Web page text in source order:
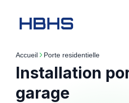
Accueil porte residentielle
Installation
garage